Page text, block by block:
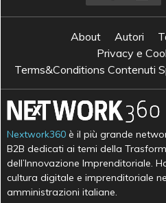
About Autori
Privacy e
Terms&Conditions Contenuti
Nextwork360 è il più grande
B2B dedicati ai temi della
dell’Innovazione Imprenditoriale.
cultura digitale e imprenditoriale
amministrazioni italiane.